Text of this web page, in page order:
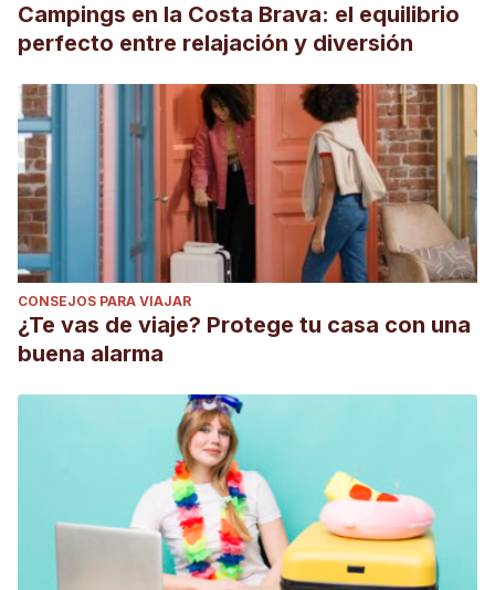
Campings en la Costa Brava: el equilibrio
perfecto entre relajación y diversión
CONSEJOS PARA VIAJAR
¿Te vas de viaje? Protege tu casa con una
buena alarma